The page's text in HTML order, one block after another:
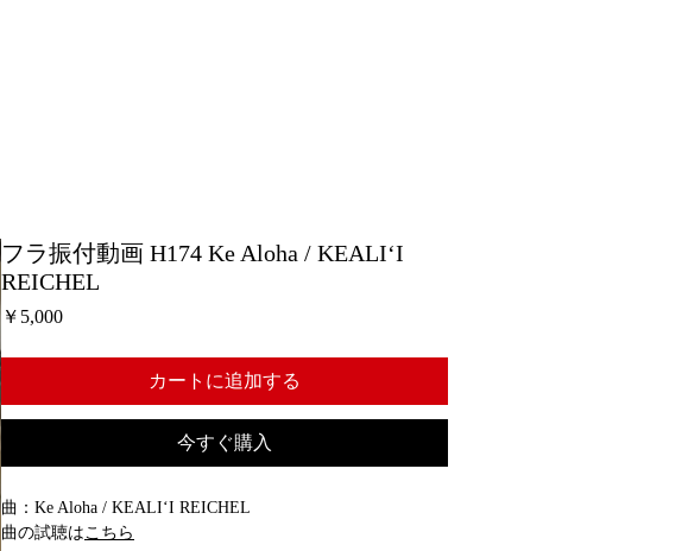
フラ振付動画 H174 Ke Aloha / KEALIʻI
REICHEL
￥5,000価
カートに追加する
今すぐ購入
曲：Ke Aloha / KEALIʻI REICHEL
曲の試聴はこちら